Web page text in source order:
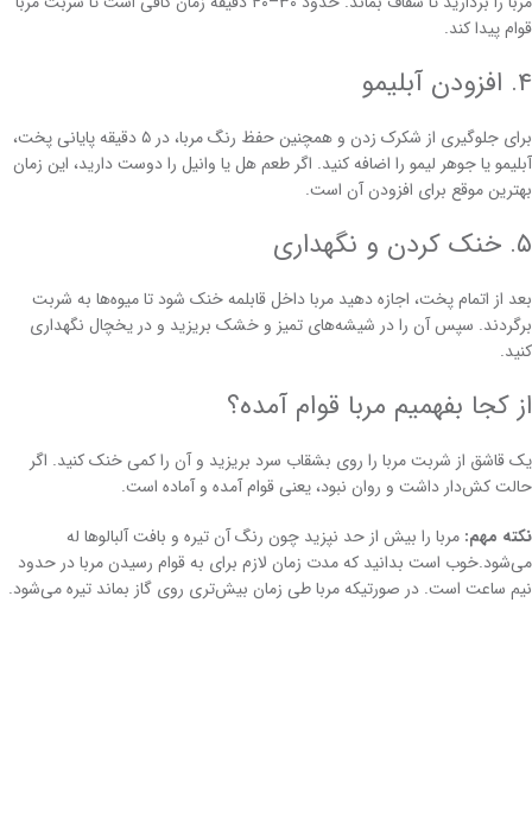
قوام پیدا کند.
۴. افزودن آبلیمو
برای جلوگیری از شکرک زدن و همچنین حفظ رنگ مربا، در ۵ دقیقه پایانی پخت،
آبلیمو یا جوهر لیمو را اضافه کنید. اگر طعم هل یا وانیل را دوست دارید، این زمان
بهترین موقع برای افزودن آن است.
۵. خنک کردن و نگهداری
بعد از اتمام پخت، اجازه دهید مربا داخل قابلمه خنک شود تا میوه‌ها به شربت
برگردند. سپس آن را در شیشه‌های تمیز و خشک بریزید و در یخچال نگهداری
کنید.
از کجا بفهمیم مربا قوام آمده؟
یک قاشق از شربت مربا را روی بشقاب سرد بریزید و آن را کمی خنک کنید. اگر
حالت کش‌دار داشت و روان نبود، یعنی قوام آمده و آماده است.
نکته مهم: مربا را بیش از حد نپزید چون رنگ آن تیره و بافت آلبالوها له
می‌شود.خوب است بدانید که مدت زمان لازم برای به قوام رسیدن مربا در حدود
نیم ساعت است. در صورتیکه مربا طی زمان بیش‌تری روی گاز بماند تیره می‌شود.